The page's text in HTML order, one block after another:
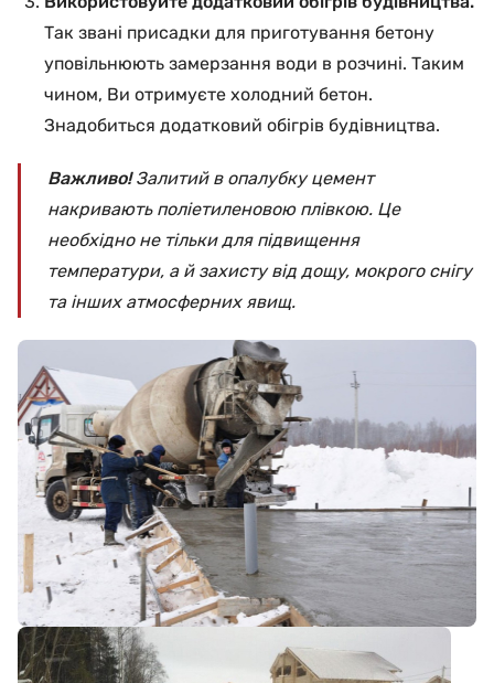
Так звані присадки для приготування бетону
уповільнюють замерзання води в розчині. Таким
чином, Ви отримуєте холодний бетон.
Знадобиться додатковий обігрів будівництва.
Важливо!Залитий в опалубку цемент
накривають поліетиленовою плівкою. Це
необхідно не тільки для підвищення
температури, а й захисту від дощу, мокрого снігу
та інших атмосферних явищ.